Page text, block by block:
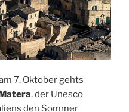
7. Oktober gehts
, der Unesco
den Sommer